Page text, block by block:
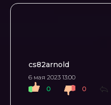
cs82arnold
6 мая 2023 13:00
0
0